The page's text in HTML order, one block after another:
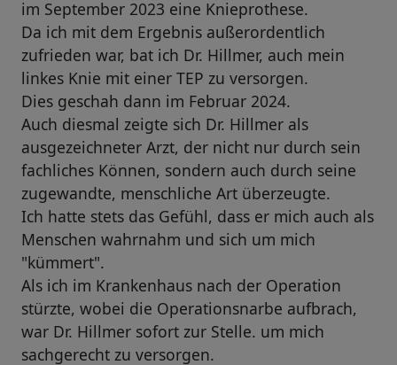
im September 2023 eine Knieprothese.
Da ich mit dem Ergebnis außerordentlich
zufrieden war, bat ich Dr. Hillmer, auch mein
linkes Knie mit einer TEP zu versorgen.
Dies geschah dann im Februar 2024.
Auch diesmal zeigte sich Dr. Hillmer als
ausgezeichneter Arzt, der nicht nur durch sein
fachliches Können, sondern auch durch seine
zugewandte, menschliche Art überzeugte.
Ich hatte stets das Gefühl, dass er mich auch als
Menschen wahrnahm und sich um mich
"kümmert".
Als ich im Krankenhaus nach der Operation
stürzte, wobei die Operationsnarbe aufbrach,
war Dr. Hillmer sofort zur Stelle. um mich
sachgerecht zu versorgen.